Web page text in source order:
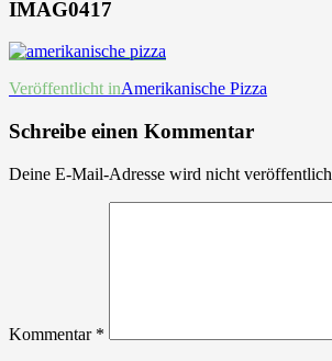
IMAG0417
Beitrags-
Veröffentlicht inAmerikanische Pizza
Schreibe einen Kommentar
Deine E-Mail-Adresse wird nicht
Kommentar *